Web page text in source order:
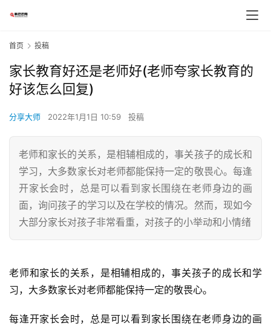
首页 投稿
家长教育好还是老师好(老师夸家长教育的
好该怎么回复)
分享大师 2022年1月1日 10:59 投稿
老师和家长的关系，是相辅相成的，事关孩子的成长和
学习，大多数家长对老师都能保持一定的敬畏心。每逢
开家长会时，总是可以看到家长围绕在老师身边的画
面，询问孩子的学习以及在学校的情况。然而，现如今
大部分家长对孩子非常看重，对孩子的小举动和小情绪
老师和家长的关系，是相辅相成的，事关孩子的成长和学
习，大多数家长对老师都能保持一定的敬畏心。
每逢开家长会时，总是可以看到家长围绕在老师身边的画